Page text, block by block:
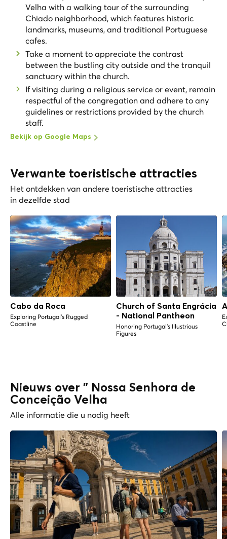
Velha with a walking tour of the surrounding
Chiado neighborhood, which features historic
landmarks, museums, and traditional Portuguese
cafes.
Take a moment to appreciate the contrast
between the bustling city outside and the tranquil
sanctuary within the church.
If visiting during a religious service or event, remain
respectful of the congregation and adhere to any
guidelines or restrictions provided by the church
staff.
Bekijk op Google Maps
Verwante toeristische attracties
Het ontdekken van andere toeristische attracties
in dezelfde stad
Cabo da Roca
Exploring Portugal's Rugged
Coastline
Church of Santa Engrácia
- National Pantheon
Honoring Portugal's Illustrious
Figures
Nieuws over " Nossa Senhora de
Conceição Velha
Alle informatie die u nodig heeft